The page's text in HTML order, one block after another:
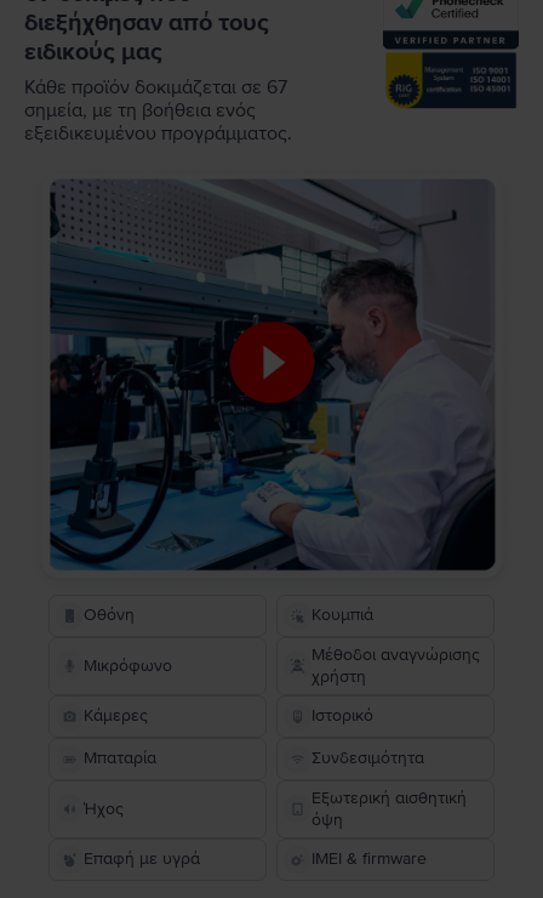
διεξήχθησαν από τους
ειδικούς μας
Κάθε προϊόν δοκιμάζεται σε 67
σημεία, με τη βοήθεια ενός
εξειδικευμένου προγράμματος.
Οθόνη Κουμπιά
Μικρόφωνο
Μέθοδοι αναγνώρισης
χρήστη
Κάμερες
Ιστορικό
Μπαταρία Συνδεσιμότητα
Ήχος
Εξωτερική αισθητική
όψη
Επαφή με υγρά
IMEI & firmware